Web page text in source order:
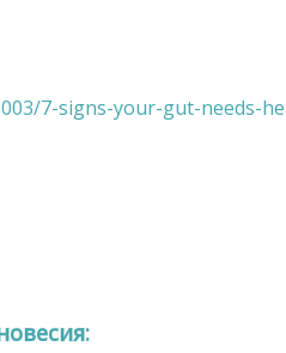
7-signs-your-gut-needs-